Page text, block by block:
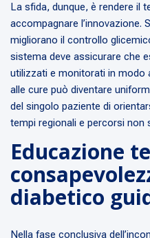
La sfida, dunque, è rendere il
accompagnare l’innovazione.
migliorano il controllo
sistema deve assicurare che
utilizzati e monitorati in modo
alle cure può diventare
del singolo paziente di
tempi regionali e percorsi non
Educazione
diabetico
Nella fase conclusiva